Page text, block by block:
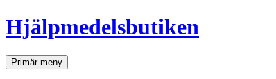
Hjälpmedelsbutiken
SökPrimär meny Gå
till